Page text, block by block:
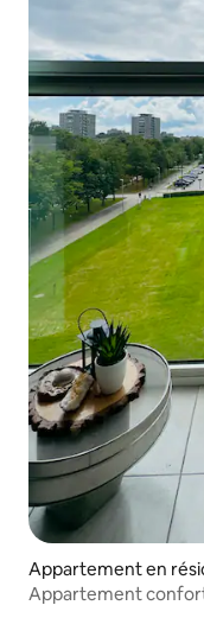
Appartement en
Appartement